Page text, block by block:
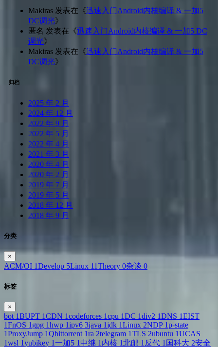
Makiras 发表在《迅速入门Android内核编译 & 一加5
DC调光》
匿名 发表在《迅速入门Android内核编译 & 一加5 DC
调光》
Makiras 发表在《迅速入门Android内核编译 & 一加5
DC调光》
归档
2025 年 2 月
2024 年 12 月
2022 年 9 月
2022 年 5 月
2022 年 4 月
2021 年 3 月
2020 年 4 月
2020 年 2 月
2019 年 7 月
2019 年 5 月
2018 年 12 月
2018 年 9 月
分类
×
ACM/OI 1Develop 5Linux 11Theory 0杂谈 0
标签
×
bot 1BUPT 1CDN 1codeforces 1cpu 1DC 1div2 1DNS 1EIST
1FnOS 1 gpg 1hwp 1ipv6 3java 1jdk 1Linux 2NDP 1p-state
1ProxyJump 1Qbittorrent 1ra 2telegram 1TLS 2ubuntu 1UCAS
1wsl 1yubikey 1一加5 1 中继 1 内核 1北邮 1 反代 1 国科大 2安全